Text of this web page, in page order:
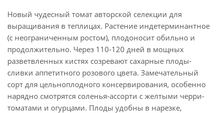
Новый чудесный томат авторской селекции для
выращивания в теплицах. Растение индетерминантное
(с неограниченным ростом), плодоносит обильно и
продолжительно. Через 110-120 дней в мощных
разветвленных кистях созревают сахарные плоды-
сливки аппетитного розового цвета. Замечательный
сорт для цельноплодного консервирования, особенно
нарядно смотрятся соленья-ассорти с желтыми черри-
томатами и огурцами. Плоды удобны в нарезке,